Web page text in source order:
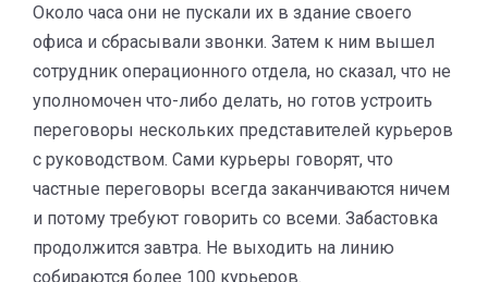
Около часа они не пускали их в здание своего
офиса и сбрасывали звонки. Затем к ним вышел
сотрудник операционного отдела, но сказал, что не
уполномочен что-либо делать, но готов устроить
переговоры нескольких представителей курьеров
с руководством. Сами курьеры говорят, что
частные переговоры всегда заканчиваются ничем
и потому требуют говорить со всеми. Забастовка
продолжится завтра. Не выходить на линию
собираются более 100 курьеров.